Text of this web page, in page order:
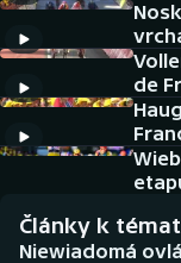
Cyklistika
DALŠÍ SPORTY
Americký fotbal
Baseball a
Basketbal
NEPŘEHLÉDNĚTE
Historické
de
Články k
Niewiadomá